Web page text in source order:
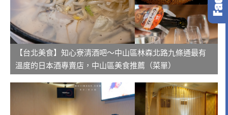
【台北美食】知心寮清酒吧～中山區林森北路九條通最有
溫度的日本酒專賣店，中山區美食推薦（菜單）